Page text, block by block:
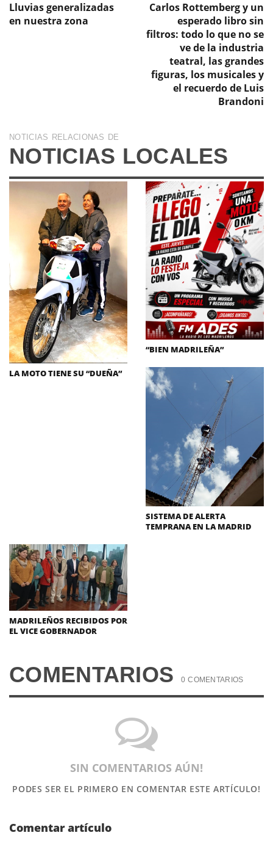
Lluvias generalizadas
en nuestra zona
Carlos Rottemberg y un
esperado libro sin
filtros: todo lo que no se
ve de la industria
teatral, las grandes
figuras, los musicales y
el recuerdo de Luis
Brandoni
NOTICIAS RELACIONAS DE
NOTICIAS LOCALES
LA MOTO TIENE SU “DUEÑA”
“BIEN MADRILEÑA”
SISTEMA DE ALERTA
TEMPRANA EN LA MADRID
MADRILEÑOS RECIBIDOS POR
EL VICE GOBERNADOR
COMENTARIOS 0 COMENTARIOS
SIN COMENTARIOS AÚN!
PODES SER EL PRIMERO EN COMENTAR ESTE ARTÍCULO!
Comentar artículo